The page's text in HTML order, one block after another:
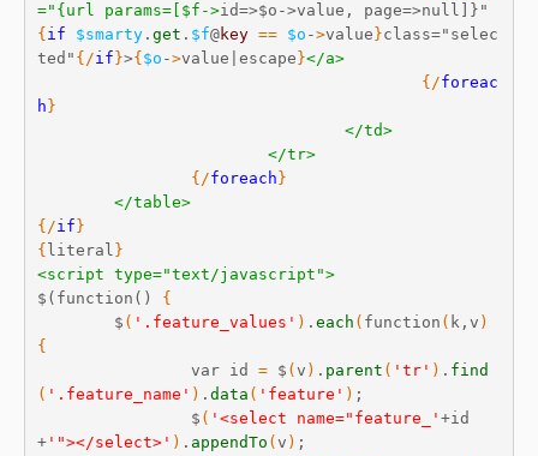
="{url params=[$f->
{ if $smarty . get . $f@key == $o ->value }class="selec
ted" { /if }>{ $o ->value|escape }</a>
{ /foreac
h }
</td>
</tr>
{ /foreach }
</table>
{ /if }
{ literal }
<script type="text/javascript">
$(function() {
	$
( '.feature_values' ) . each ( function ( k,v )
{
		var id
= $ ( v ) . parent ( 'tr' ) . find
( '.feature_name' ) . data ( 'feature' ) ;
		$
( '<select name="feature_' +id
+ '"></select>' ) . appendTo ( v ) ;